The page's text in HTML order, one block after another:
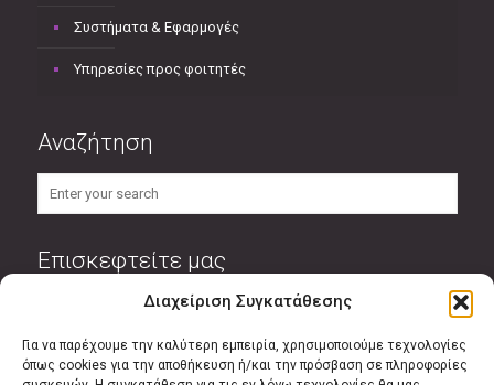
Διαχείριση Συγκατάθεσης
Για να παρέχουμε την καλύτερη εμπειρία, χρησιμοποιούμε τεχνολογίες
όπως cookies για την αποθήκευση ή/και την πρόσβαση σε πληροφορίες
Συστήματα & Εφαρμογές
Υπηρεσίες προς φοιτητές
Αναζήτηση
Επισκεφτείτε μας